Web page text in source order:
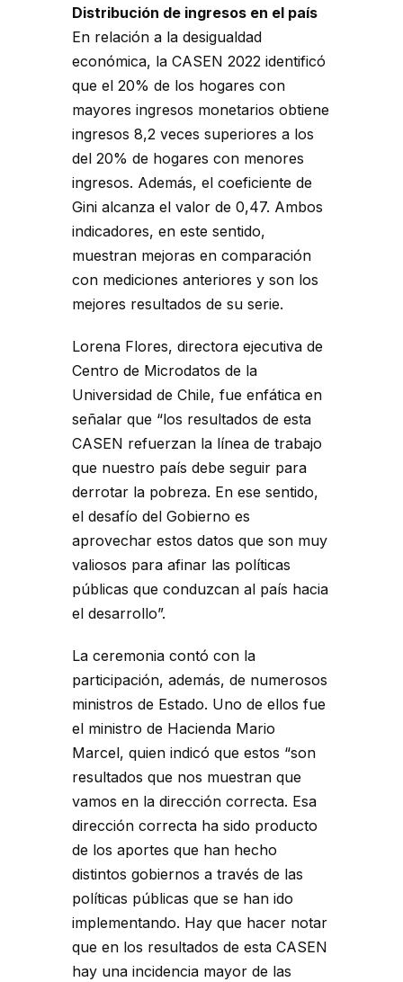
Distribución de ingresos en el país
En relación a la desigualdad
económica, la CASEN 2022 identificó
que el 20% de los hogares con
mayores ingresos monetarios obtiene
ingresos 8,2 veces superiores a los
del 20% de hogares con menores
ingresos. Además, el coeficiente de
Gini alcanza el valor de 0,47. Ambos
indicadores, en este sentido,
muestran mejoras en comparación
con mediciones anteriores y son los
mejores resultados de su serie.
Lorena Flores, directora ejecutiva de
Centro de Microdatos de la
Universidad de Chile, fue enfática en
señalar que “los resultados de esta
CASEN refuerzan la línea de trabajo
que nuestro país debe seguir para
derrotar la pobreza. En ese sentido,
el desafío del Gobierno es
aprovechar estos datos que son muy
valiosos para afinar las políticas
públicas que conduzcan al país hacia
el desarrollo”.
La ceremonia contó con la
participación, además, de numerosos
ministros de Estado. Uno de ellos fue
el ministro de Hacienda Mario
Marcel, quien indicó que estos “son
resultados que nos muestran que
vamos en la dirección correcta. Esa
dirección correcta ha sido producto
de los aportes que han hecho
distintos gobiernos a través de las
políticas públicas que se han ido
implementando. Hay que hacer notar
que en los resultados de esta CASEN
hay una incidencia mayor de las